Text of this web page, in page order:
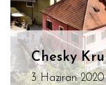
Chesky
3 Haziran 2020